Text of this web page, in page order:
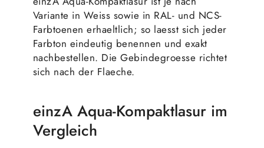
Variante in Weiss sowie in RAL- und NCS-
Farbtoenen erhaeltlich; so laesst sich jeder
Farbton eindeutig benennen und exakt
nachbestellen. Die Gebindegroesse richtet
sich nach der Flaeche.
einzA Aqua-Kompaktlasur im
Vergleich